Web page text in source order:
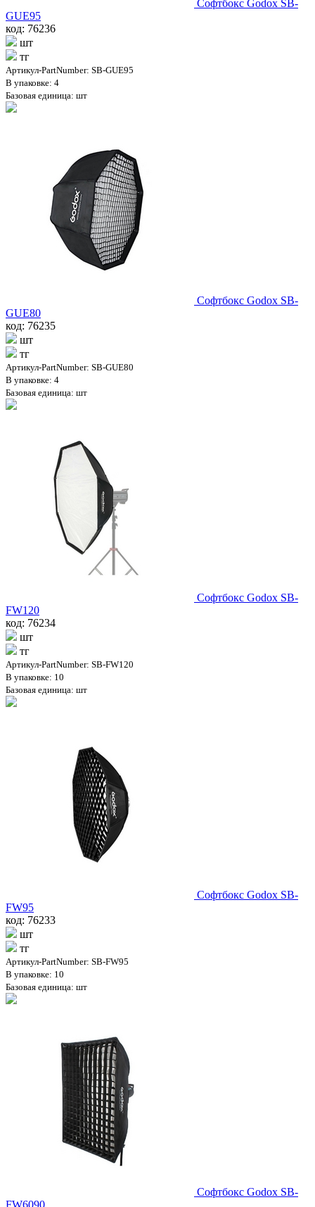
Софтбокс Godox SB-
GUE95
код: 76236
шт
тг
Артикул-PartNumber: SB-GUE95
В упаковке: 4
Базовая единица: шт
Софтбокс Godox SB-
GUE80
код: 76235
шт
тг
Артикул-PartNumber: SB-GUE80
В упаковке: 4
Базовая единица: шт
Софтбокс Godox SB-
FW120
код: 76234
шт
тг
Артикул-PartNumber: SB-FW120
В упаковке: 10
Базовая единица: шт
Софтбокс Godox SB-
FW95
код: 76233
шт
тг
Артикул-PartNumber: SB-FW95
В упаковке: 10
Базовая единица: шт
Софтбокс Godox SB-
FW6090